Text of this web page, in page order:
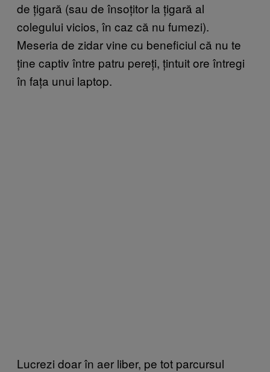
de țigară (sau de însoțitor la țigară al
colegului vicios, în caz că nu fumezi).
Meseria de zidar vine cu beneficiul că nu te
ține captiv între patru pereți, țintuit ore întregi
în fața unui laptop.
Lucrezi doar în aer liber, pe tot parcursul